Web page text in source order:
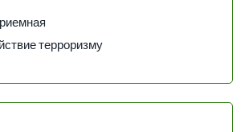
терроризму